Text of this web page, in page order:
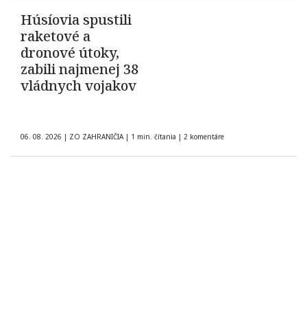
Húsíovia spustili
raketové a
dronové útoky,
zabili najmenej 38
vládnych vojakov
06. 08. 2026 | ZO ZAHRANIČIA | 1 min. čítania | 2 komentáre